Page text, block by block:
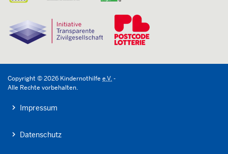
Copyright ©2026 Kindernothilfe e.V.-
Alle Rechte vorbehalten.
Impressum
Datenschutz